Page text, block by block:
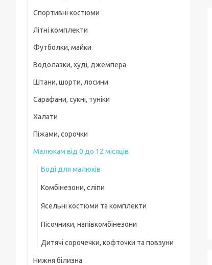
Футболки
Літні комплекти
Шорти, бріджі, треси
Малюки
Водолазки, худі, джемпера
Костюми
Спортивні костюми
Хлопчикам
Дівчаткам
Літні комплекти
Хлопчикам
Дівчаткам
Футболки, майки
Хлопчикам
Дівчаткам
Водолазки, худі, джемпера
Хлопчикам
Дівчаткам
Штани, шорти, лосини
Спортивні штани та підштанці
Шорти, Бриджі
Лосини, легінси, треси
Сарафани, сукні, туніки
Халати
Піжами, сорочки
Хлопчикам
Дівчаткам
Малюкам від 0 до 12 місяців
Боді для малюків
Комбінезони, сліпи
Ясельні костюми та комплекти
Пісочники, напівкомбінезони
Дитячі сорочечки, кофточки та повзуни
Нижня білизна